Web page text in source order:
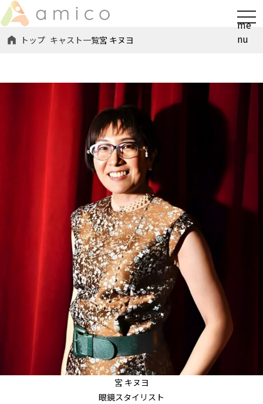
t
o
g
e
me
nu
トップ キャスト一覧宮 キヌヨ
宮 キヌヨ
眼鏡スタイリスト